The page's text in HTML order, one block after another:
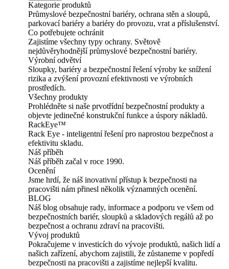
Kategorie produktů
Průmyslové bezpečnostní bariéry, ochrana stěn a sloupů,
parkovací bariéry a bariéry do provozu, vrat a příslušenství.
Co potřebujete ochránit
Zajistíme všechny typy ochrany. Světově
nejdůvěryhodnější průmyslové bezpečnostní bariéry.
Výrobní odvětví
Sloupky, bariéry a bezpečnostní řešení výroby ke snížení
rizika a zvýšení provozní efektivnosti ve výrobních
prostředích.
Všechny produkty
Prohlédněte si naše prvotřídní bezpečnostní produkty a
objevte jedinečné konstrukční funkce a úspory nákladů.
RackEye™
Rack Eye - inteligentní řešení pro naprostou bezpečnost a
efektivitu skladu.
Náš příběh
Náš příběh začal v roce 1990.
Ocenění
Jsme hrdí, že náš inovativní přístup k bezpečnosti na
pracovišti nám přinesl několik významných ocenění.
BLOG
Náš blog obsahuje rady, informace a podporu ve všem od
bezpečnostních bariér, sloupků a skladových regálů až po
bezpečnost a ochranu zdraví na pracovišti.
Vývoj produktů
Pokračujeme v investicích do vývoje produktů, našich lidí a
našich zařízení, abychom zajistili, že zůstaneme v popředí
bezpečnosti na pracovišti a zajistíme nejlepší kvalitu.